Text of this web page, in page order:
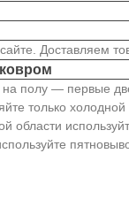
Доставляем
полу — первые
только холодной
области